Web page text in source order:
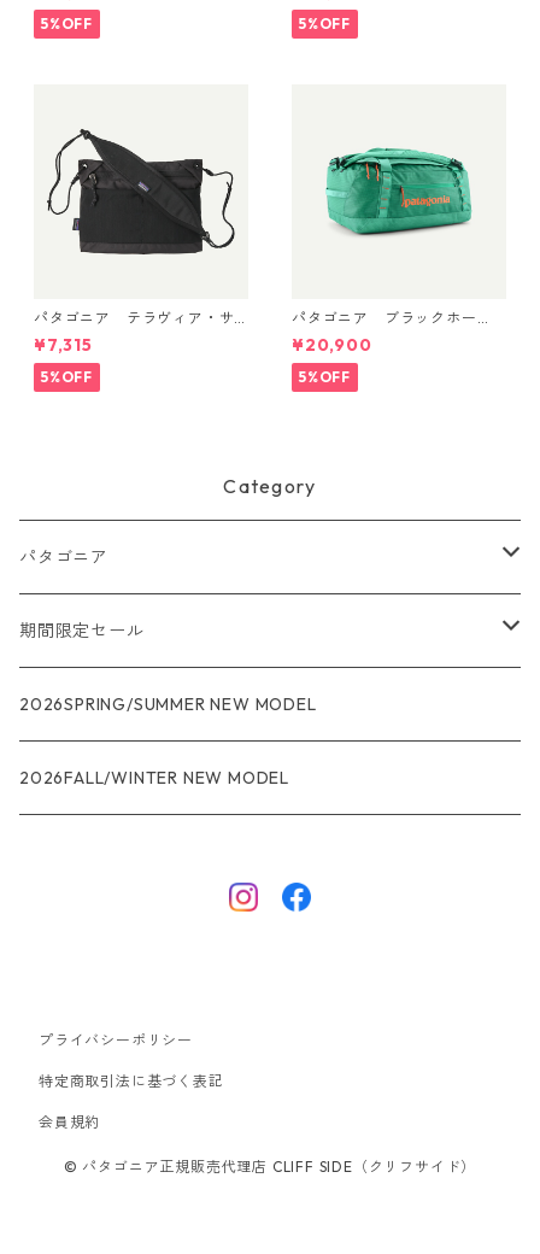
(カラー Limestone Yellow - L
ight Limestone Yellow X-Dy
5%OFF
y) Patagonia Black Hole® Mi
ni MLC® 30L 日本正規品 製
5%OFF
パタゴニア テラヴィア・サ
コッシュ 3L (カラー Black)
Patagonia Terravia Sacoche
Bag 3L 日本正規品 製品番号
48835
¥7,315
5%OFF
パタゴニア ブラックホー
ル・ダッフル 40L Aqua Ston
e 49339 日本正規品
¥20,900
5%OFF
Category
パタゴニア
メンズ
R1
ウィメンズ
R1
ジャケット・アウター
スウェットシャツ・フーディ
ボードショーツ
期間限定セール
★★★
レインウェアー
2026SPRING/SUMMER NEW MODEL
2026FALL/WINTER NEW MODEL
プライバシーポリシー
特定商取引法に基づく表記
会員規約
© パタゴニア正規販売代理店 CLIFF SIDE（クリフサイド）